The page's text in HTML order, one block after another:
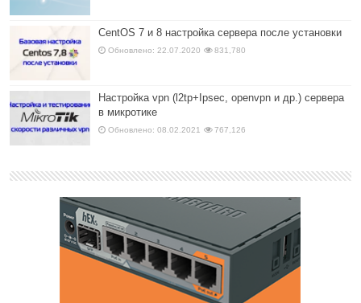
CentOS 7 и 8 настройка сервера после установки
Обновлено: 22.07.2020 831,780
Настройка vpn (l2tp+Ipsec, openvpn и др.) сервера
в микротике
Обновлено: 08.02.2021 767,126